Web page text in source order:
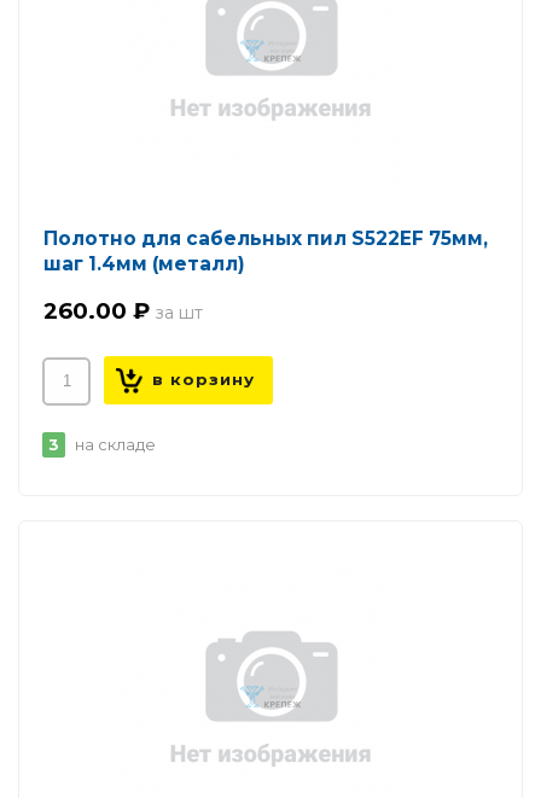
Полотно для сабельных пил S522EF 75мм,
шаг 1.4мм (металл)
260.00 ₽
3 на складе